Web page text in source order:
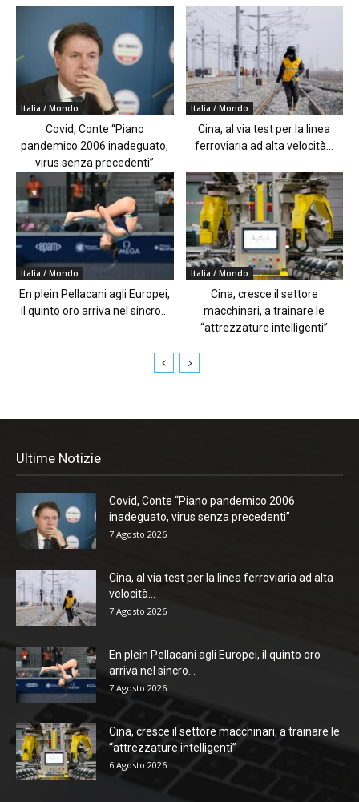
Italia / Mondo
Covid, Conte “Piano
pandemico 2006 inadeguato,
virus senza precedenti”
Italia / Mondo
Cina, al via test per la linea
ferroviaria ad alta velocità...
Italia / Mondo
En plein Pellacani agli Europei,
il quinto oro arriva nel sincro...
Italia / Mondo
Cina, cresce il settore
macchinari, a trainare le
“attrezzature intelligenti”
Ultime Notizie
Covid, Conte “Piano pandemico 2006
inadeguato, virus senza precedenti”
7 Agosto 2026
Cina, al via test per la linea ferroviaria ad alta
velocità...
7 Agosto 2026
En plein Pellacani agli Europei, il quinto oro
arriva nel sincro...
7 Agosto 2026
Cina, cresce il settore macchinari, a trainare le
“attrezzature intelligenti”
6 Agosto 2026